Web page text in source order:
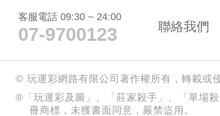
客服電話 09:30 ~ 24:00
07-9700123 聯絡我們
© 玩運彩網路有限公司著作權所有，轉載或
®「玩運彩及圖」、「莊家殺手」、「單場
冊商標，未獲書面同意，嚴禁盜用。